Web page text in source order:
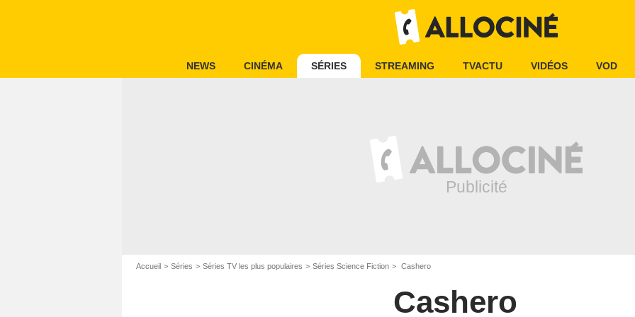
NEWS CINÉMA SÉRIES STREAMING TVACTU VIDÉOS VOD
Accueil Séries Séries TV les plus populaires Séries Science Fiction Cashero
Cashero